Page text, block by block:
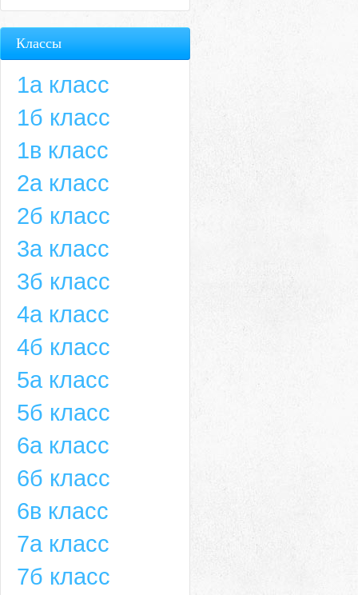
Классы
1а класс
1б класс
1в класс
2а класс
2б класс
3а класс
3б класс
4а класс
4б класс
5а класс
5б класс
6а класс
6б класс
6в класс
7а класс
7б класс